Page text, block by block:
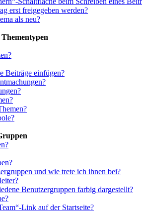
erst freigegeben werden?
als neu?
Beiträge einfügen?
und wie trete ich ihnen bei?
Benutzergruppen farbig dargestellt?
Link auf der Startseite?